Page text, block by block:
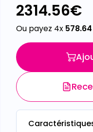
2314.56€
Ou payez 4x 578.64